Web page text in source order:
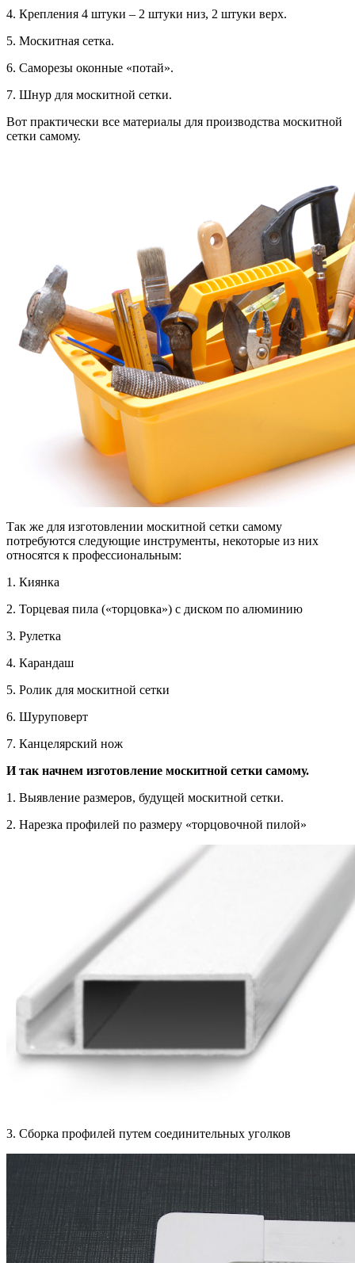
4. Крепления 4 штуки – 2 штуки низ, 2 штуки верх.
5. Москитная сетка.
6. Саморезы оконные «потай».
7. Шнур для москитной сетки.
Вот практически все материалы для производства москитной
сетки самому.
Так же для изготовлении москитной сетки самому
потребуются следующие инструменты, некоторые из них
относятся к профессиональным:
1. Киянка
2. Торцевая пила («торцовка») с диском по алюминию
3. Рулетка
4. Карандаш
5. Ролик для москитной сетки
6. Шуруповерт
7. Канцелярский нож
И так начнем изготовление москитной сетки самому.
1. Выявление размеров, будущей москитной сетки.
2. Нарезка профилей по размеру «торцовочной пилой»
3. Сборка профилей путем соединительных уголков